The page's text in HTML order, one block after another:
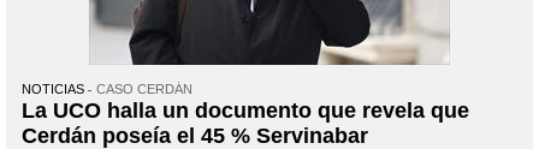
NOTICIAS CASO CERDÁN
La UCO halla un documento que revela que
Cerdán poseía el 45 % Servinabar